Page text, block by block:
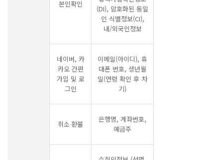
본인확인
(DI), 암호화된 동일
인 식별정보(CI),
내/외국인정보
네이버, 카
카오 간편
가입 및 로
그인
이메일(아이디), 휴
대폰 번호, 생년월
일(연령 확인 후 차
기)
취소∙환불
은행명, 계좌번호,
예금주